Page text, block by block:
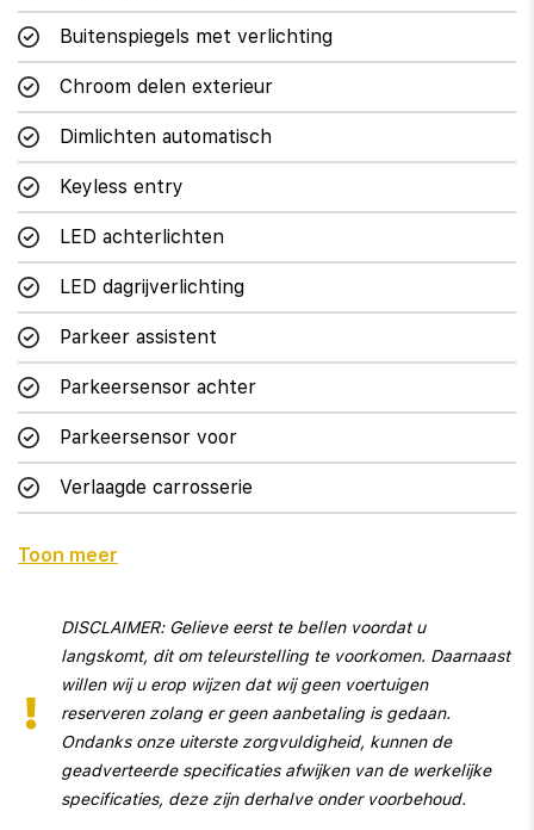
Buitenspiegels met verlichting
Chroom delen exterieur
Dimlichten automatisch
Keyless entry
LED achterlichten
LED dagrijverlichting
Parkeer assistent
Parkeersensor achter
Parkeersensor voor
Verlaagde carrosserie
Interieur
Voorstoelen verwarmd
Aluminium interieur afwerking
Armsteun achter
Armsteun voor
Toon meer
DISCLAIMER: Gelieve eerst te bellen voordat u
langskomt, dit om teleurstelling te voorkomen. Daarnaast
willen wij u erop wijzen dat wij geen voertuigen
reserveren zolang er geen aanbetaling is gedaan.
Ondanks onze uiterste zorgvuldigheid, kunnen de
geadverteerde specificaties afwijken van de werkelijke
specificaties, deze zijn derhalve onder voorbehoud.